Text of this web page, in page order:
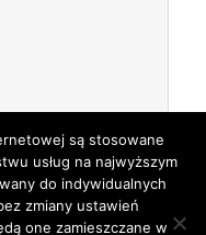
closed.
są stosowane
usług na najwyższym
do indywidualnych
zmiany ustawień
one zamieszczane w